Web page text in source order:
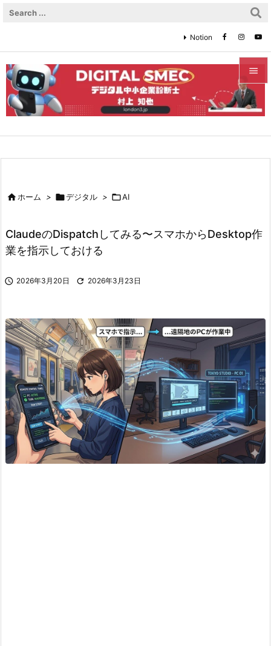


メニュ

検索
Notion
ホーム > デジタル > AI
ClaudeのDispatchしてみる〜スマホからDesktop作
業を指示しておける
 2026年3月20日  2026年3月23日